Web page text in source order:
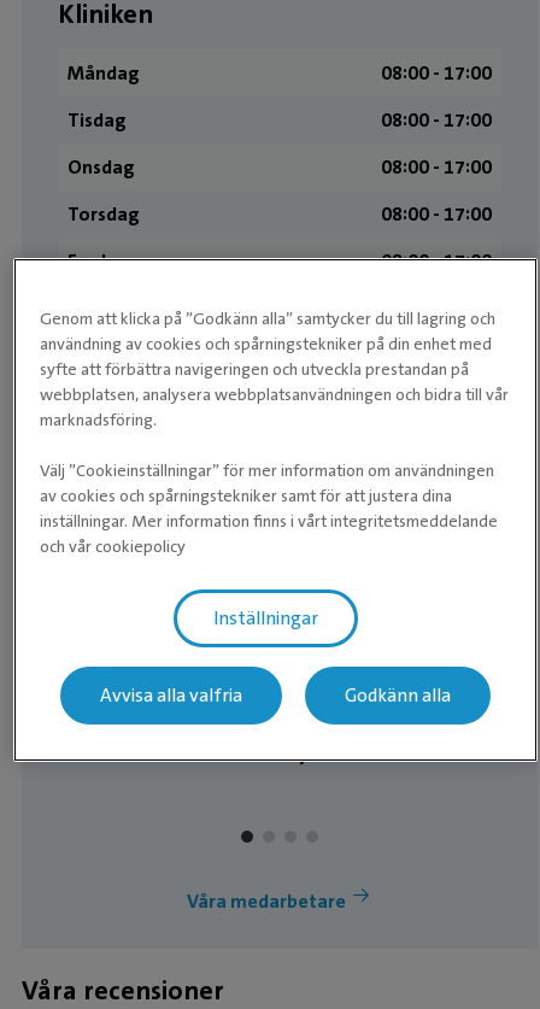
Kliniken
Måndag
08:00 ­- 17:00
Tisdag
08:00 ­- 17:00
Onsdag
08:00 ­- 17:00
Torsdag
08:00 ­- 17:00
Fredag
08:00 ­- 17:00
Lördag
Stängt
Söndag
Stängt
Björn
Chefsveterinär / Klinikchef
Våra medarbetare
Våra recensioner
Genom att klicka på ”Godkänn alla” samtycker du till lagring och
användning av cookies och spårningstekniker på din enhet med
syfte att förbättra navigeringen och utveckla prestandan på
webbplatsen, analysera webbplatsanvändningen och bidra till vår
marknadsföring.
Välj ”Cookieinställningar” för mer information om användningen
av cookies och spårningstekniker samt för att justera dina
inställningar. Mer information finns i vårt integritetsmeddelande
och vår cookiepolicy
Inställningar
Avvisa alla valfria Godkänn alla